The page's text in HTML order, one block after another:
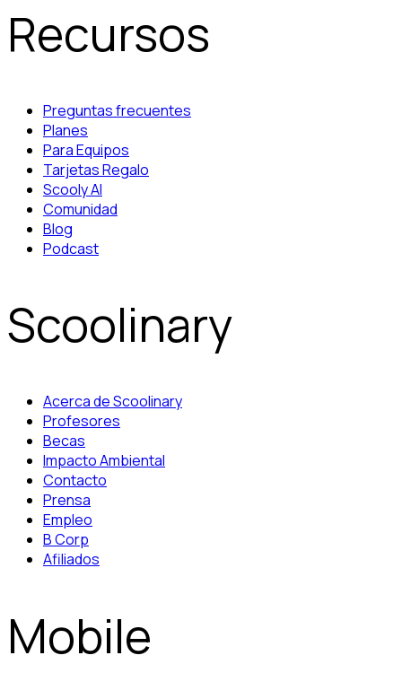
Recursos
Preguntas frecuentes
Planes
Para Equipos
Tarjetas Regalo
Scooly AI
Comunidad
Blog
Podcast
Scoolinary
Acerca de Scoolinary
Profesores
Becas
Impacto Ambiental
Contacto
Prensa
Empleo
B Corp
Afiliados
Mobile